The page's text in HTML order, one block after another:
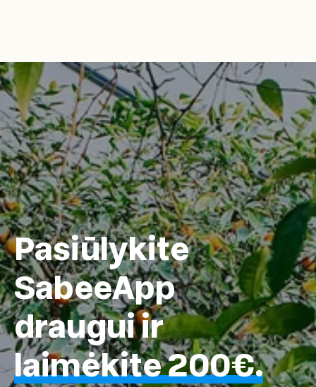
..
Pasiūlykite
SabeeApp
draugui ir
laimėkite 200€.